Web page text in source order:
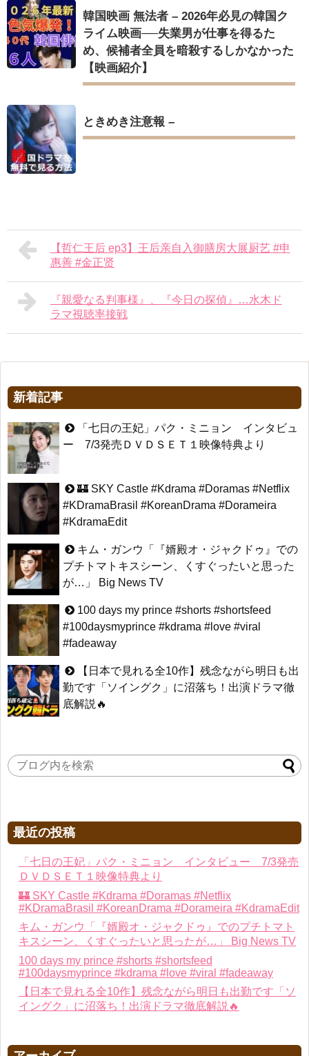
韓国映画 無法者 – 2026年必見の韓国ク
ライム映画──失業男が仕事を得るた
め、候補者全員を暗殺するしかなかった
【映画紹介】
ときめき注意報 –
【哲仁王后 ep3】王后亲自入御膳房大展厨艺 #申
惠善 #金正贤
『親愛なる判事様』、『今日の探偵』…水木ド
ラマ視聴率接戦
新着記事
「七日の王妃」パク・ミニョン インタビュ
ー 7/3発売ＤＶＤＳＥＴ１映像特典より
🏰 SKY Castle #Kdrama #Doramas #Netflix
#KDramaBrasil #KoreanDrama #Dorameira
#KdramaEdit
キム・ガンウ「『婿殿オ・ジャクドゥ』での
プチトマトキスシーン、くすぐったいと思った
が…」 Big News TV
100 days my prince #shorts #shortsfeed
#100daysmyprince #kdrama #love #viral
#fadeaway
【日本で見れる全10作】残念ながら明日も出
勤です「ソイングク」に沼落ち！出演ドラマ徹
底解説🔥
最近の投稿
「七日の王妃」パク・ミニョン インタビュー 7/3発売
ＤＶＤＳＥＴ１映像特典より
🏰 SKY Castle #Kdrama #Doramas #Netflix
#KDramaBrasil #KoreanDrama #Dorameira #KdramaEdit
キム・ガンウ「『婿殿オ・ジャクドゥ』でのプチトマト
キスシーン、くすぐったいと思ったが…」 Big News TV
100 days my prince #shorts #shortsfeed
#100daysmyprince #kdrama #love #viral #fadeaway
【日本で見れる全10作】残念ながら明日も出勤です「ソ
イングク」に沼落ち！出演ドラマ徹底解説🔥